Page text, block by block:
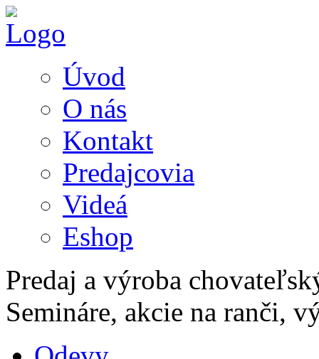
Úvod
O nás
Kontakt
Predajcovia
Videá
Eshop
Predaj a výroba
Semináre, akcie na ranči,